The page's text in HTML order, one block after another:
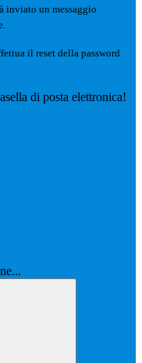
inviato un messaggio
il reset della password
di posta elettronica!